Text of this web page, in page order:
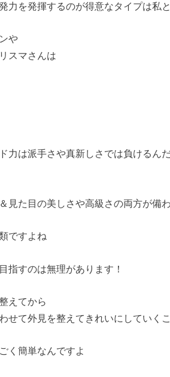
力を発揮するのが得意なタイプは私
や
スマさんは
力は派手さや真新しさでは負けるん
見た目の美しさや高級さの両方が備
ですよね
指すのは無理があります！
えてから
せて外見を整えてきれいにしていく
く簡単なんですよ